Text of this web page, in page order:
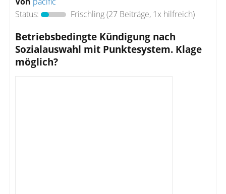
Status:
Frischling(27 Beiträge, 1x hilfreich)
Betriebsbedingte Kündigung nach
Sozialauswahl mit Punktesystem. Klage
möglich?